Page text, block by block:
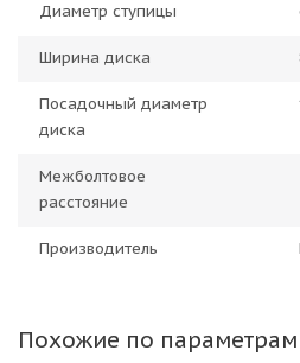
Диаметр ступицы
Ширина диска
Посадочный диаметр
диска
Межболтовое
расстояние
Производитель
Похожие по параметрам